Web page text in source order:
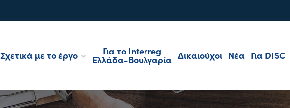
Σχετικά με το έργο Για το Interreg
Ελλάδα-Βουλγαρία Δικαιούχοι Νέα Για DISC